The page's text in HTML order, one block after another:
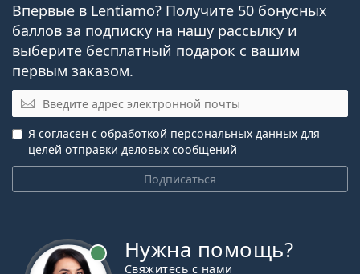
Можно ли спать в Air Optix Aqua?
В чем разница между упаковками Air Optix
Aqua по 3 и 6 штук?
Другие ежемесячные
контактные линзы
Avaira Vitality
Biofinity
Контактные линзы
Сферические и
асферические линзы
Впервые в Lentiamo? Получите 50 бонусных
баллов за подписку на нашу рассылку и
выберите бесплатный подарок с вашим
первым заказом.
Электронная почта
Подписаться
Я согласен с обработкой персональных данных для
целей отправки деловых сообщений
Нужна помощь?
Свяжитесь с нами